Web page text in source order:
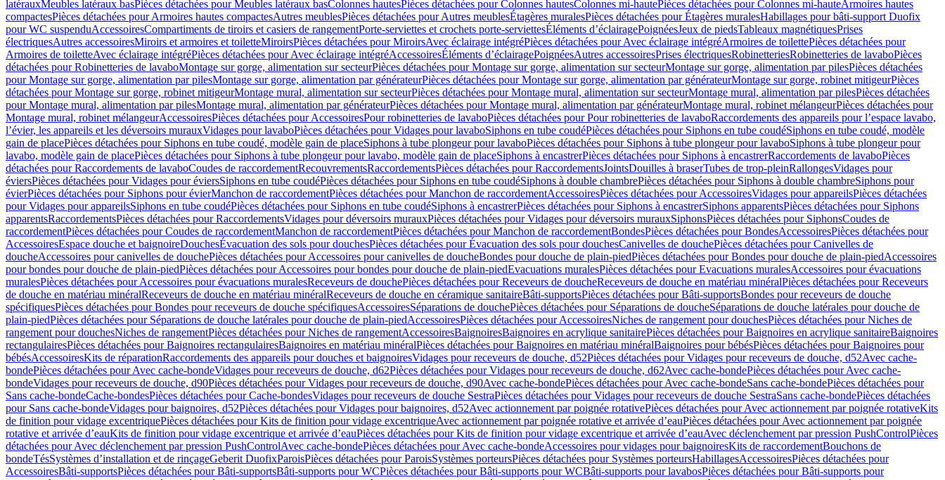
latérauxMeubles latéraux basPièces détachées pour Meubles latéraux basColonnes hautesPièces détachées pour Colonnes hautesColonnes mi-hautePièces détachées pour Colonnes mi-hauteArmoires hautes
compactesPièces détachées pour Armoires hautes compactesAutres meublesPièces détachées pour Autres meublesÉtagères muralesPièces détachées pour Étagères muralesHabillages pour bâti-support Duofix
pour WC suspenduAccessoiresCompartiments de tiroirs et casiers de rangementPorte-serviettes et crochets porte-serviettesÉléments d’éclairagePoignéesJeux de piedsTableaux magnétiquesPrises
électriquesAutres accessoiresMiroirs et armoires et toiletteMiroirsPièces détachées pour MiroirsAvec éclairage intégréPièces détachées pour Avec éclairage intégréArmoires de toilettePièces détachées pour
Armoires de toiletteAvec éclairage intégréPièces détachées pour Avec éclairage intégréAccessoiresÉléments d’éclairagePoignéesAutres accessoiresPrises électriquesRobinetteriesRobinetteries de lavaboPièces
détachées pour Robinetteries de lavaboMontage sur gorge, alimentation sur secteurPièces détachées pour Montage sur gorge, alimentation sur secteurMontage sur gorge, alimentation par pilesPièces détachées
pour Montage sur gorge, alimentation par pilesMontage sur gorge, alimentation par générateurPièces détachées pour Montage sur gorge, alimentation par générateurMontage sur gorge, robinet mitigeurPièces
détachées pour Montage sur gorge, robinet mitigeurMontage mural, alimentation sur secteurPièces détachées pour Montage mural, alimentation sur secteurMontage mural, alimentation par pilesPièces détachées
pour Montage mural, alimentation par pilesMontage mural, alimentation par générateurPièces détachées pour Montage mural, alimentation par générateurMontage mural, robinet mélangeurPièces détachées pour
Montage mural, robinet mélangeurAccessoiresPièces détachées pour AccessoiresPour robinetteries de lavaboPièces détachées pour Pour robinetteries de lavaboRaccordements des appareils pour l’espace lavabo,
l’évier, les appareils et les déversoirs murauxVidages pour lavaboPièces détachées pour Vidages pour lavaboSiphons en tube coudéPièces détachées pour Siphons en tube coudéSiphons en tube coudé, modèle
gain de placePièces détachées pour Siphons en tube coudé, modèle gain de placeSiphons à tube plongeur pour lavaboPièces détachées pour Siphons à tube plongeur pour lavaboSiphons à tube plongeur pour
lavabo, modèle gain de placePièces détachées pour Siphons à tube plongeur pour lavabo, modèle gain de placeSiphons à encastrerPièces détachées pour Siphons à encastrerRaccordements de lavaboPièces
détachées pour Raccordements de lavaboCoudes de raccordementRecouvrementsRaccordementsPièces détachées pour RaccordementsJointsDouilles à braserTubes de trop-pleinRallongesVidages pour
éviersPièces détachées pour Vidages pour éviersSiphons en tube coudéPièces détachées pour Siphons en tube coudéSiphons à double chambrePièces détachées pour Siphons à double chambreSiphons pour
évierPièces détachées pour Siphons pour évierManchon de raccordementPièces détachées pour Manchon de raccordementAccessoiresPièces détachées pour AccessoiresVidages pour appareilsPièces détachées
pour Vidages pour appareilsSiphons en tube coudéPièces détachées pour Siphons en tube coudéSiphons à encastrerPièces détachées pour Siphons à encastrerSiphons apparentsPièces détachées pour Siphons
apparentsRaccordementsPièces détachées pour RaccordementsVidages pour déversoirs murauxPièces détachées pour Vidages pour déversoirs murauxSiphonsPièces détachées pour SiphonsCoudes de
raccordementPièces détachées pour Coudes de raccordementManchon de raccordementPièces détachées pour Manchon de raccordementBondesPièces détachées pour BondesAccessoiresPièces détachées pour
AccessoiresEspace douche et baignoireDouchesÉvacuation des sols pour douchesPièces détachées pour Évacuation des sols pour douchesCanivelles de douchePièces détachées pour Canivelles de
doucheAccessoires pour canivelles de douchePièces détachées pour Accessoires pour canivelles de doucheBondes pour douche de plain-piedPièces détachées pour Bondes pour douche de plain-piedAccessoires
pour bondes pour douche de plain-piedPièces détachées pour Accessoires pour bondes pour douche de plain-piedEvacuations muralesPièces détachées pour Evacuations muralesAccessoires pour évacuations
muralesPièces détachées pour Accessoires pour évacuations muralesReceveurs de douchePièces détachées pour Receveurs de doucheReceveurs de douche en matériau minéralPièces détachées pour Receveurs
de douche en matériau minéralReceveurs de douche en matériau minéralReceveurs de douche en céramique sanitaireBâti-supportsPièces détachées pour Bâti-supportsBondes pour receveurs de douche
spécifiquesPièces détachées pour Bondes pour receveurs de douche spécifiquesAccessoiresSéparations de douchePièces détachées pour Séparations de doucheSéparations de douche latérales pour douche de
plain-piedPièces détachées pour Séparations de douche latérales pour douche de plain-piedAccessoiresPièces détachées pour AccessoiresNiches de rangement pour douchesPièces détachées pour Niches de
rangement pour douchesNiches de rangementPièces détachées pour Niches de rangementAccessoiresBaignoiresBaignoires en acrylique sanitairePièces détachées pour Baignoires en acrylique sanitaireBaignoires
rectangulairesPièces détachées pour Baignoires rectangulairesBaignoires en matériau minéralPièces détachées pour Baignoires en matériau minéralBaignoires pour bébésPièces détachées pour Baignoires pour
bébésAccessoiresKits de réparationRaccordements des appareils pour douches et baignoiresVidages pour receveurs de douche, d52Pièces détachées pour Vidages pour receveurs de douche, d52Avec cache-
bondePièces détachées pour Avec cache-bondeVidages pour receveurs de douche, d62Pièces détachées pour Vidages pour receveurs de douche, d62Avec cache-bondePièces détachées pour Avec cache-
bondeVidages pour receveurs de douche, d90Pièces détachées pour Vidages pour receveurs de douche, d90Avec cache-bondePièces détachées pour Avec cache-bondeSans cache-bondePièces détachées pour
Sans cache-bondeCache-bondesPièces détachées pour Cache-bondesVidages pour receveurs de douche SestraPièces détachées pour Vidages pour receveurs de douche SestraSans cache-bondePièces détachées
pour Sans cache-bondeVidages pour baignoires, d52Pièces détachées pour Vidages pour baignoires, d52Avec actionnement par poignée rotativePièces détachées pour Avec actionnement par poignée rotativeKits
de finition pour vidage excentriquePièces détachées pour Kits de finition pour vidage excentriqueAvec actionnement par poignée rotative et arrivée d’eauPièces détachées pour Avec actionnement par poignée
rotative et arrivée d’eauKits de finition pour vidage excentrique et arrivée d’eauPièces détachées pour Kits de finition pour vidage excentrique et arrivée d’eauAvec déclenchement par pression PushControlPièces
détachées pour Avec déclenchement par pression PushControlAvec cache-bondePièces détachées pour Avec cache-bondeAccessoires pour vidages pour baignoiresKits de raccordementBouchons de
bondeTésSystèmes d’installation et de rinçageGeberit DuofixParoisPièces détachées pour ParoisSystèmes porteursPièces détachées pour Systèmes porteursHabillagesAccessoiresPièces détachées pour
AccessoiresBâti-supportsPièces détachées pour Bâti-supportsBâti-supports pour WCPièces détachées pour Bâti-supports pour WCBâti-supports pour lavabosPièces détachées pour Bâti-supports pour